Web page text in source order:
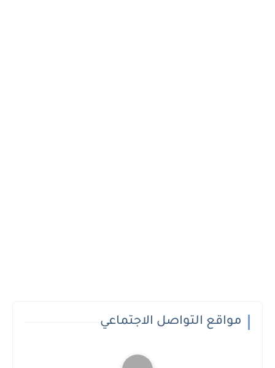
مواقع التواصل الاجتماعي